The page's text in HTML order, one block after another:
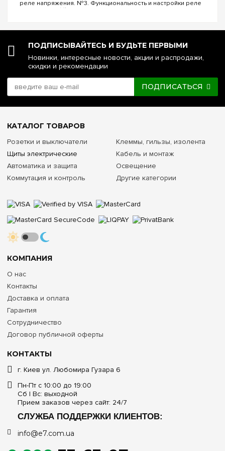
реле напряжения. №3. Функциональность и настройки реле
напряжения. №4. Управление реле напряжения через Wi-Fi.
ПОДПИСЫВАЙТЕСЬ И БУДЬТЕ ПЕРВЫМИ
Новинки, интересные новости, акции и распродажи,
скидки и рекомендации
ПОДПИСАТЬСЯ
КОНТАКТЫ
г. Киев ул. Любомира Гузара 6
Пн-Пт с 10:00 до 19:00
Сб | Вс: выходной
Прием заказов через сайт: 24/7
СЛУЖБА ПОДДЕРЖКИ КЛИЕНТОВ:
info@e7.com.ua
КОМПАНИЯ
О нас
Контакты
Доставка и оплата
Гарантия
Сотрудничество
Договор публичной оферты
КАТАЛОГ ТОВАРОВ
Розетки и выключатели
Щиты электрические
Автоматика и защита
Коммутация и контроль
Клеммы, гильзы, изолента
Кабель и монтаж
Освещение
Другие категории